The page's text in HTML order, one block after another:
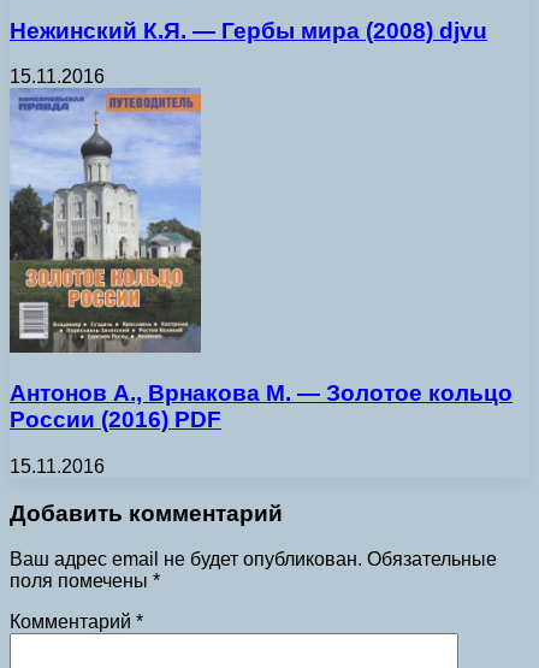
Нежинский К.Я. — Гербы мира (2008) djvu
15.11.2016
Антонов А., Врнакова М. — Золотое кольцо
России (2016) PDF
15.11.2016
Добавить комментарий
Ваш адрес email не будет опубликован. Обязательные
поля помечены *
Комментарий *